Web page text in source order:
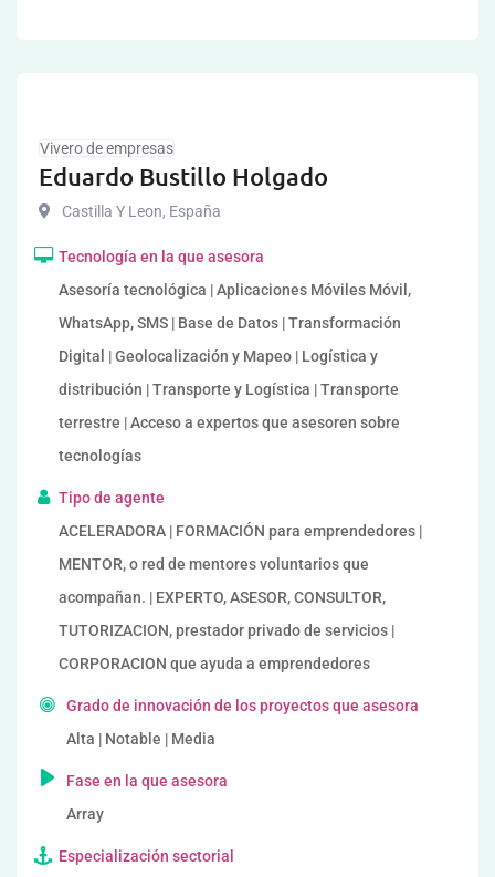
Vivero de empresas
Eduardo Bustillo Holgado
Castilla Y Leon, España
Tecnología en la que asesora
Asesoría tecnológica | Aplicaciones Móviles Móvil,
WhatsApp, SMS | Base de Datos | Transformación
Digital | Geolocalización y Mapeo | Logística y
distribución | Transporte y Logística | Transporte
terrestre | Acceso a expertos que asesoren sobre
tecnologías
Tipo de agente
ACELERADORA | FORMACIÓN para emprendedores |
MENTOR, o red de mentores voluntarios que
acompañan. | EXPERTO, ASESOR, CONSULTOR,
TUTORIZACION, prestador privado de servicios |
CORPORACION que ayuda a emprendedores
Grado de innovación de los proyectos que asesora
Alta | Notable | Media
Fase en la que asesora
Array
Especialización sectorial